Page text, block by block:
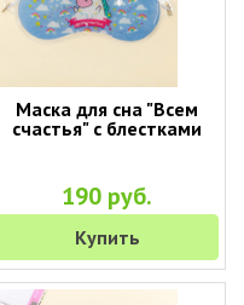
Маска для сна "Всем
счастья" с блестками
190 руб.
Купить